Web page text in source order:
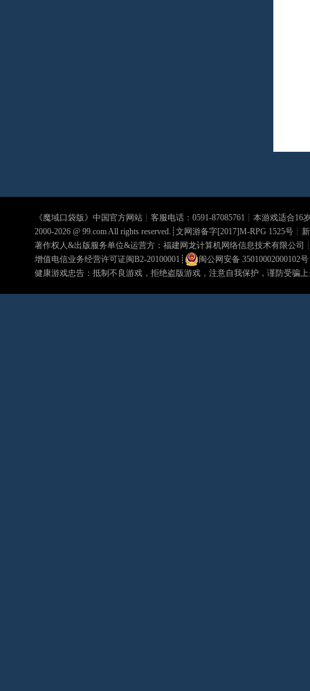
《魔域口袋版》中国官方网站┊客服电话：0591-87085761┊本游戏适合16
2000-2026 @ 99.comAll rights reserved.┊文网游备字[2017]M-RPG 1525号┊
著作权人&出版服务单位&运营方：福建网龙计算机网络信息技术有限公司
增值电信业务经营许可证闽B2-20100001 ┊ 闽公网安备 35010002000102号
健康游戏忠告：抵制不良游戏，拒绝盗版游戏，注意自我保护，谨防受骗